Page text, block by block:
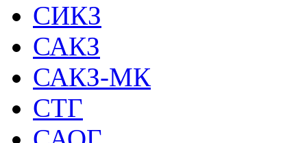
СИКЗ
САКЗ
САКЗ-МК
СТГ